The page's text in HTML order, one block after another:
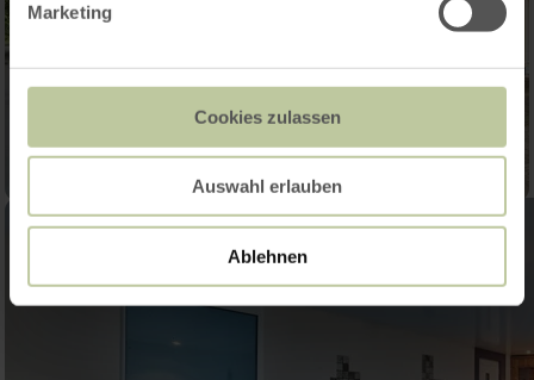
Marketing
Cookies zulassen
Auswahl erlauben
Ablehnen